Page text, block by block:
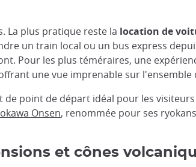
La plus pratique reste la location de
un train local ou un bus express
Pour les plus téméraires, une
une vue imprenable sur l'ensemble
de point de départ idéal pour les
Onsen, renommée pour ses
et cônes